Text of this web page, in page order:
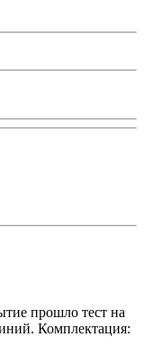
прошло тест на
Комплектация: